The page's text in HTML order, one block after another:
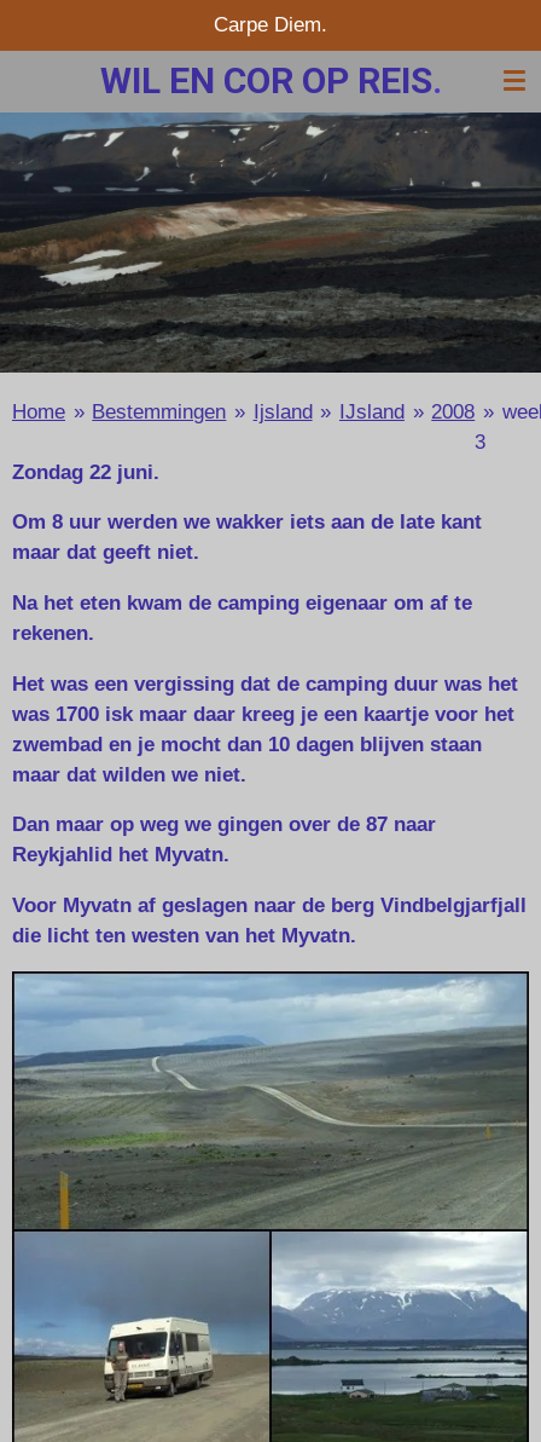
direct
de
hoofdinhoud
WIL EN COR OP REIS.
Carpe Diem.
Home » Bestemmingen » Ijsland » IJsland » 2008 »
3
Zondag 22 juni.
Om 8 uur werden we wakker iets aan de late kant
maar dat geeft niet.
Na het eten kwam de camping eigenaar om af te
rekenen.
Het was een vergissing dat de camping duur was het
was 1700 isk maar daar kreeg je een kaartje voor het
zwembad en je mocht dan 10 dagen blijven staan
maar dat wilden we niet.
Dan maar op weg we gingen over de 87 naar
Reykjahlid het Myvatn.
Voor Myvatn af geslagen naar de berg Vindbelgjarfjall
die licht ten westen van het Myvatn.